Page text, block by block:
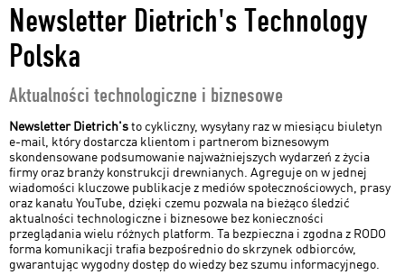
Projekty
Bezpłatne programy
Updates
Filmy demonstracyjne
Newsletter Dietrich's Technology
Polska
Aktualności technologiczne i biznesowe
Newsletter Dietrich'sto cykliczny, wysyłany raz w miesiącu biuletyn
e-mail, który dostarcza klientom i partnerom biznesowym
skondensowane podsumowanie najważniejszych wydarzeń z życia
firmy oraz branży konstrukcji drewnianych. Agreguje on w jednej
wiadomości kluczowe publikacje z mediów społecznościowych, prasy
oraz kanału YouTube, dzięki czemu pozwala na bieżąco śledzić
aktualności technologiczne i biznesowe bez konieczności
przeglądania wielu różnych platform. Ta bezpieczna i zgodna z RODO
forma komunikacji trafia bezpośrednio do skrzynek odbiorców,
gwarantując wygodny dostęp do wiedzy bez szumu informacyjnego.